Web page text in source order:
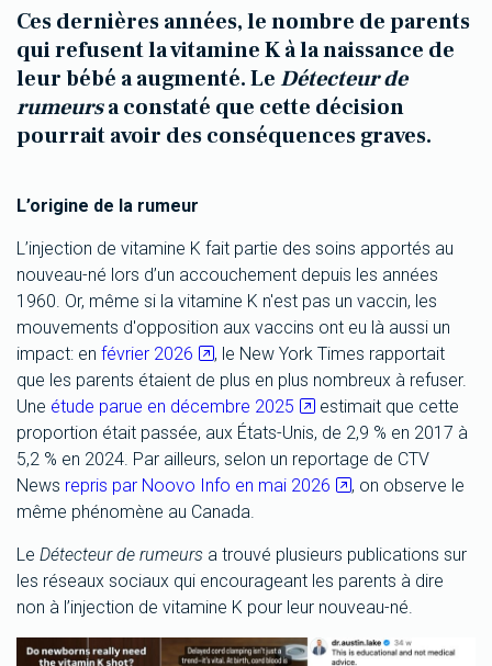
Ces dernières années, le nombre de parents
qui refusent la vitamine K à la naissance de
leur bébé a augmenté. LeDétecteur de
rumeursa constaté que cette décision
pourrait avoir des conséquences graves.
L’origine de la rumeur
L’injection de vitamine K fait partie des soins apportés au
nouveau-né lors d’un accouchement depuis les années
1960. Or, même si la vitamine K n'est pas un vaccin, les
mouvements d'opposition aux vaccins ont eu là aussi un
impact: en février 2026
, le New York Times rapportait
que les parents étaient de plus en plus nombreux à refuser.
Une étude parue en décembre 2025
estimait que cette
proportion était passée, aux États-Unis, de 2,9 % en 2017 à
5,2 % en 2024. Par ailleurs, selon un reportage de CTV
News repris par Noovo Info en mai 2026
, on observe le
même phénomène au Canada.
Le Détecteur de rumeurs a trouvé plusieurs publications sur
les réseaux sociaux qui encourageant les parents à dire
non à l’injection de vitamine K pour leur nouveau-né.